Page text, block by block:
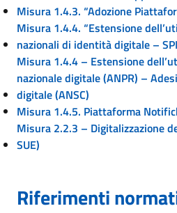
Misura 1.4.3. “Adozione
Misura 1.4.4. “Estensione
nazionali di identità digitale –
Misura 1.4.4 – Estensione
nazionale digitale (ANPR) –
digitale (ANSC)
Misura 1.4.5. Piattaforma
Misura 2.2.3 – Digitalizzazione
SUE)
Riferimenti